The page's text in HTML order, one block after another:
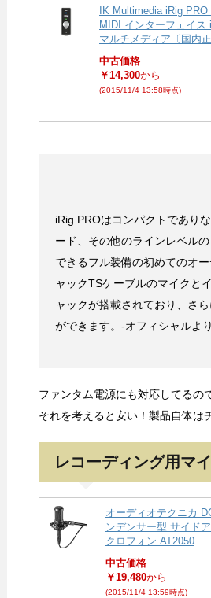
IK Multimedia iRig
MIDI インターフェイス
マルチメディア〔国内正
中古価格
￥14,300から
(2015/11/4 13:58時点)
iRig PROはコンパクトであり
ード、その他のラインレベル
できるフル装備の初めてのオ
ャックTSケーブルのマイクと
ャックが搭載されており、さ
ができます。-オフィシャルよ
ファンタム電源にも対応してるの
それを考えると安い！製品自体は
レコーディング用マ
オーディオテクニカ
ンデンサー型 サイド
クロフォン AT2050
中古価格
￥19,480から
(2015/11/4 13:59時点)